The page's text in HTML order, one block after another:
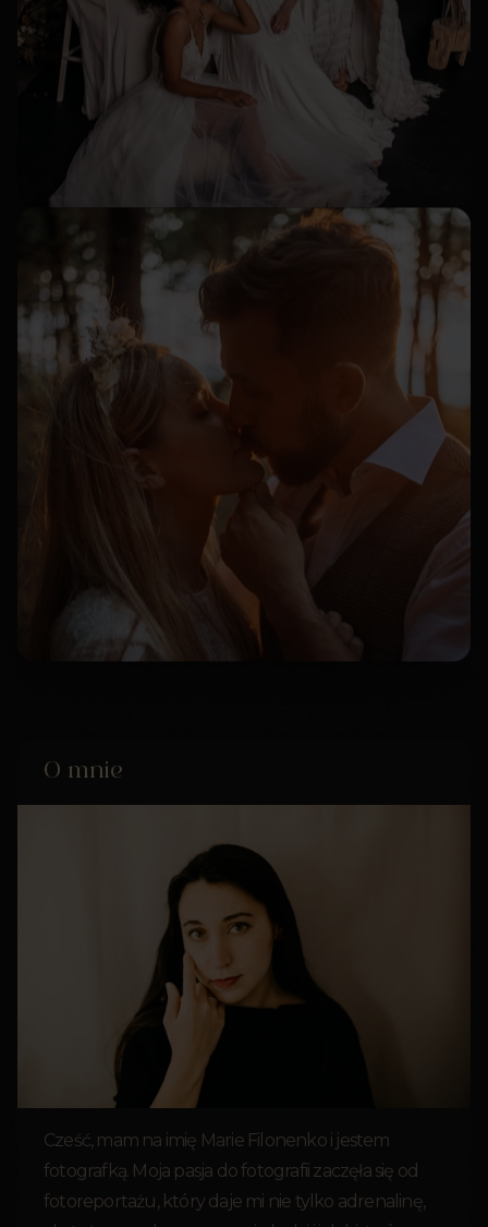
O mnie
Cześć, mam na imię Marie Filonenko i jestem
fotografką. Moja pasja do fotografii zaczęła się od
fotoreportażu, który daje mi nie tylko adrenalinę,